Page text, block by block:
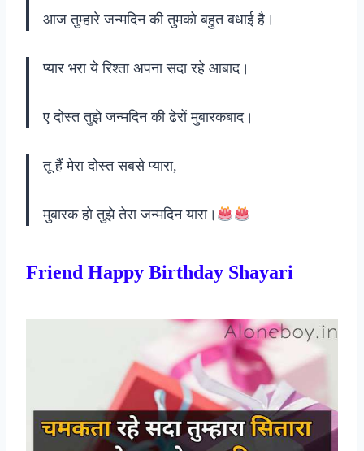
आज तुम्हारे जन्मदिन की तुमको बहुत बधाई है।
प्यार भरा ये रिश्ता अपना सदा रहे आबाद।
ए दोस्त तुझे जन्मदिन की ढेरों मुबारकबाद।
तू हैं मेरा दोस्त सबसे प्यारा,
मुबारक हो तुझे तेरा जन्मदिन यारा।
Friend Happy Birthday Shayari